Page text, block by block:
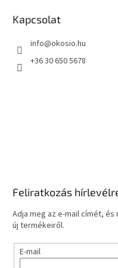
Kapcsolat
info@okosio.hu
+36 30 650 5678
Feliratkozás
Adja meg az e-mail címét,
új termékeiről.
E-mail